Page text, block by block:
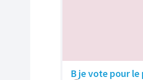
B je vote pour